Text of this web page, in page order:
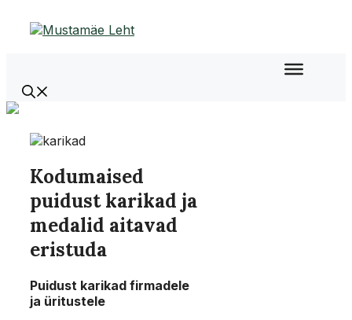
Kodumaised
puidust karikad ja
medalid aitavad
eristuda
Puidust karikad firmadele
ja üritustele